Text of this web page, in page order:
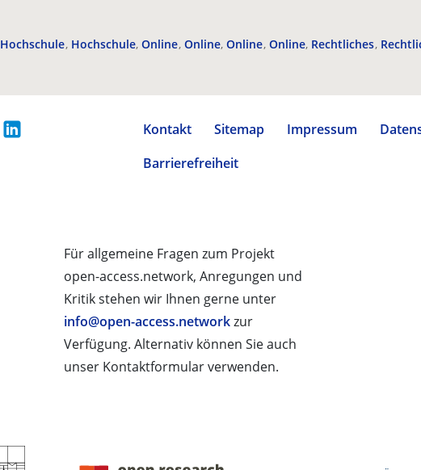
Hochschule Hochschule Online Online Online Online Rechtliches
Kontakt Sitemap Impressum
Barrierefreiheit
Für allgemeine Fragen zum Projekt
open-access.network, Anregungen und
Kritik stehen wir Ihnen gerne unter
info@open-access.networkzur
Verfügung. Alternativ können Sie auch
unser Kontaktformular verwenden.